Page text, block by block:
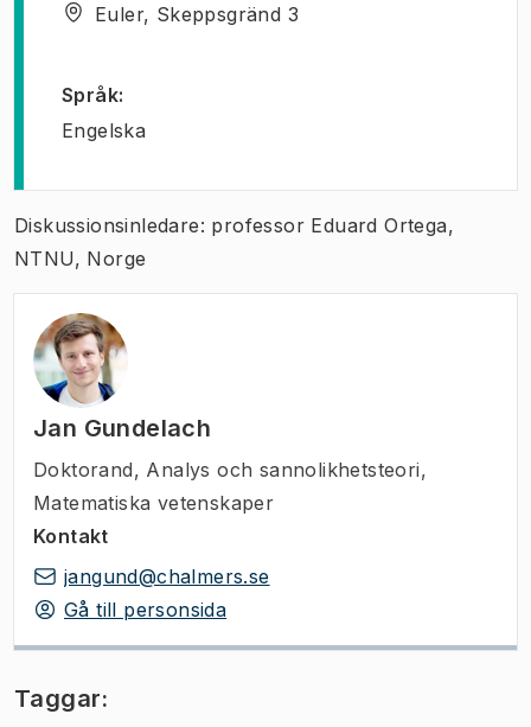
Euler, Skeppsgränd 3
Språk:
Engelska
Diskussionsinledare: professor Eduard Ortega,
NTNU, Norge
Jan Gundelach
Doktorand, Analys och sannolikhetsteori,
Matematiska vetenskaper
Kontakt
jangund@chalmers.se
Gå till personsida
Taggar: